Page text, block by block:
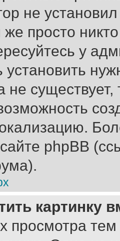
не
просто
у
установить
не
phpBB
картинку
просмотра